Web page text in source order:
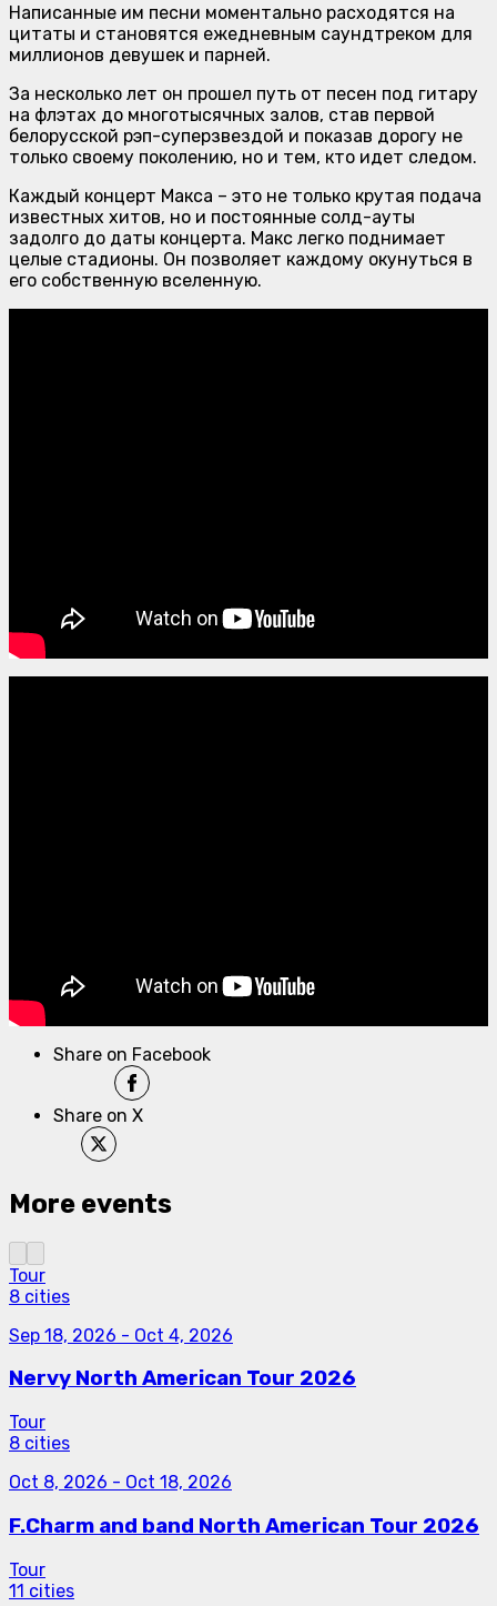
Написанные им песни моментально расходятся на
цитаты и становятся ежедневным саундтреком для
миллионов девушек и парней.
За несколько лет он прошел путь от песен под гитару
на флэтах до многотысячных залов, став первой
белорусской рэп-суперзвездой и показав дорогу не
только своему поколению, но и тем, кто идет следом.
Каждый концерт Макса – это не только крутая подача
известных хитов, но и постоянные солд-ауты
задолго до даты концерта. Макс легко поднимает
целые стадионы. Он позволяет каждому окунуться в
его собственную вселенную.
Share on Facebook
Share on X
More events
Tour
8 cities
Sep 18, 2026 - Oct 4, 2026
Nervy North American Tour 2026
Tour
8 cities
Oct 8, 2026 - Oct 18, 2026
F.Charm and band North American Tour 2026
Tour
11 cities